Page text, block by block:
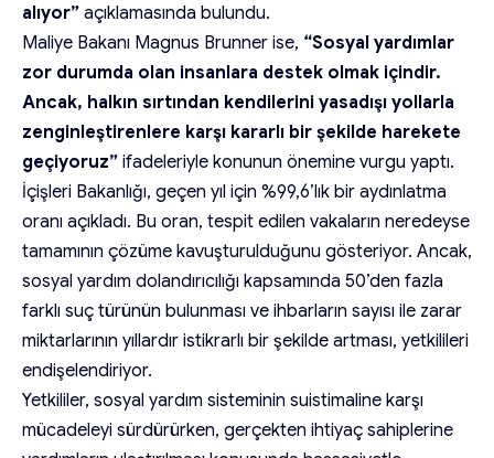
alıyor” açıklamasında bulundu.
Maliye Bakanı Magnus Brunner ise, “Sosyal yardımlar
zor durumda olan insanlara destek olmak içindir.
Ancak, halkın sırtından kendilerini yasadışı yollarla
zenginleştirenlere karşı kararlı bir şekilde harekete
geçiyoruz” ifadeleriyle konunun önemine vurgu yaptı.
İçişleri Bakanlığı, geçen yıl için %99,6’lık bir aydınlatma
oranı açıkladı. Bu oran, tespit edilen vakaların neredeyse
tamamının çözüme kavuşturulduğunu gösteriyor. Ancak,
sosyal yardım dolandırıcılığı kapsamında 50’den fazla
farklı suç türünün bulunması ve ihbarların sayısı ile zarar
miktarlarının yıllardır istikrarlı bir şekilde artması, yetkilileri
endişelendiriyor.
Yetkililer, sosyal yardım sisteminin suistimaline karşı
mücadeleyi sürdürürken, gerçekten ihtiyaç sahiplerine